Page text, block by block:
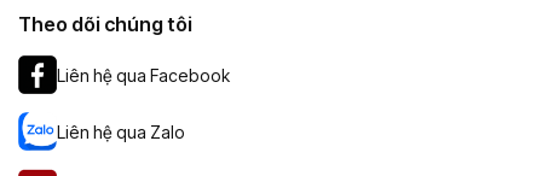
Theo dõi chúng tôi
Liên hệ qua Facebook
Liên hệ qua Zalo